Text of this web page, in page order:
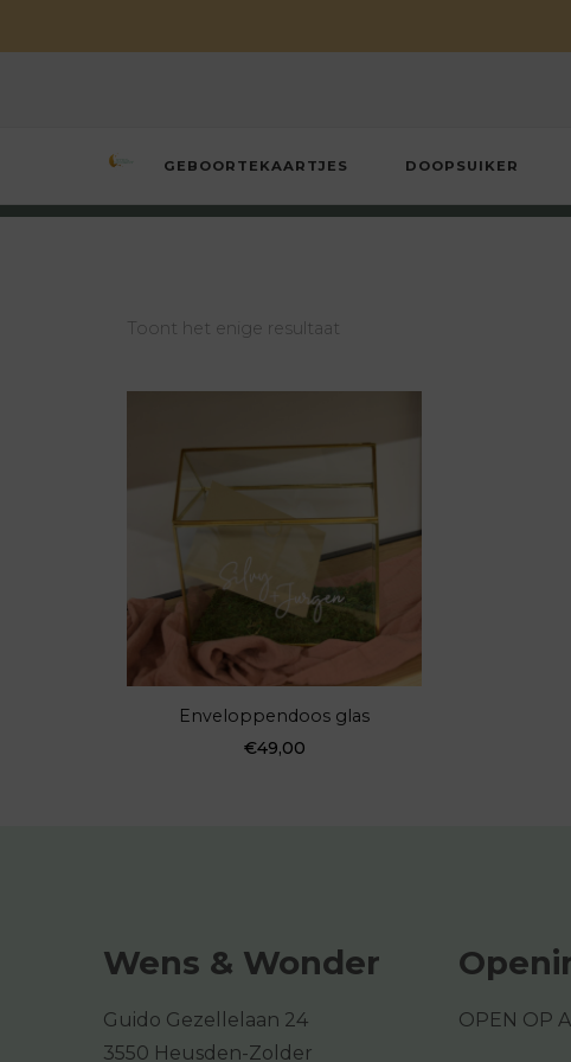
Wens en Wonder
GEBOORTEKAARTJES DOOPSUIKER
Toont het enige resultaat
Enveloppendoos glas
€49,00
Wens & Wonder
Guido Gezellelaan 24
3550 Heusden-Zolder
OPEN OP